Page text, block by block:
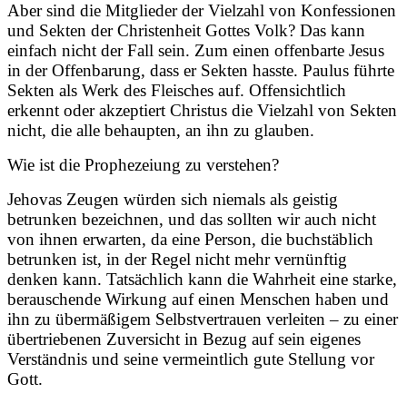
Aber sind die Mitglieder der Vielzahl von Konfessionen
und Sekten der Christenheit Gottes Volk? Das kann
einfach nicht der Fall sein. Zum einen offenbarte Jesus
in der Offenbarung, dass er Sekten hasste. Paulus führte
Sekten als Werk des Fleisches auf. Offensichtlich
erkennt oder akzeptiert Christus die Vielzahl von Sekten
nicht, die alle behaupten, an ihn zu glauben.
Wie ist die Prophezeiung zu verstehen?
Jehovas Zeugen würden sich niemals als geistig
betrunken bezeichnen, und das sollten wir auch nicht
von ihnen erwarten, da eine Person, die buchstäblich
betrunken ist, in der Regel nicht mehr vernünftig
denken kann. Tatsächlich kann die Wahrheit eine starke,
berauschende Wirkung auf einen Menschen haben und
ihn zu übermäßigem Selbstvertrauen verleiten – zu einer
übertriebenen Zuversicht in Bezug auf sein eigenes
Verständnis und seine vermeintlich gute Stellung vor
Gott.